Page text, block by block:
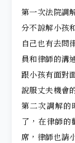
第一次法院調
分不諒解小孩
自己也有去問
員和律師的溝
跟小孩有面對
說服丈夫機會
第二次調解的
了，在律師
席，律師也請